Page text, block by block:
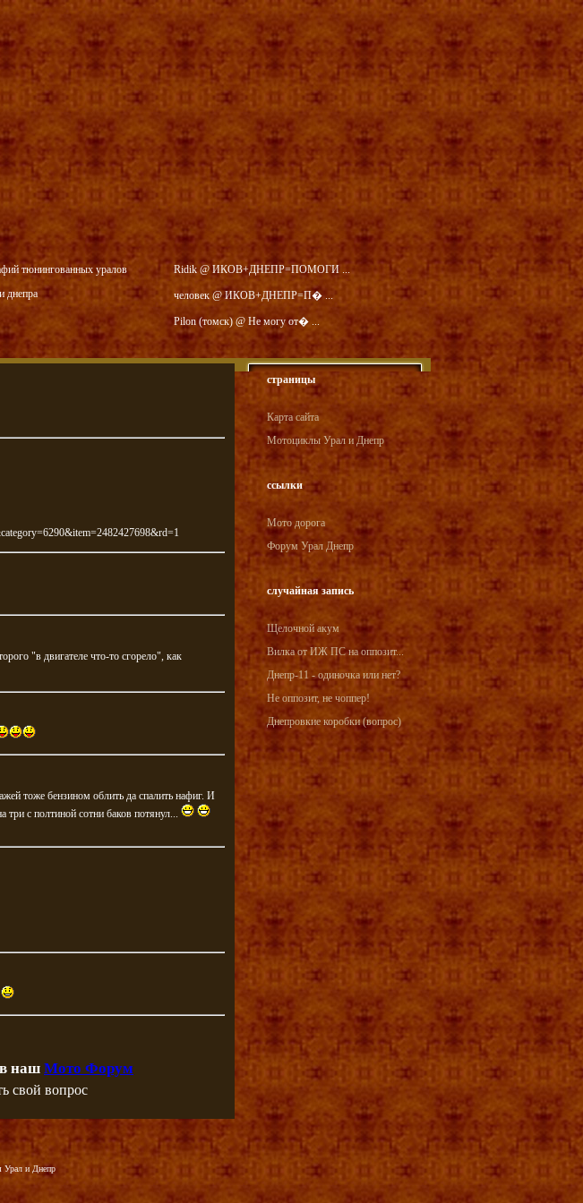
тюнингованных уралов
днепра
Ridik @ ИКОВ+ДНЕПР=ПОМОГИ ...
человек @ ИКОВ+ДНЕПР=П� ...
Pilon (томск) @ Не могу от� ...
"в двигателе что-то сгорело", как
тоже бензином облить да спалить нафиг. И
три с полтиной сотни баков потянул...
наш Мото Форум
свой вопрос
страницы
Карта сайта
Мотоциклы Урал и Днепр
ссылки
Мото дорога
Форум Урал Днепр
случайная запись
Щелочной акум
Вилка от ИЖ ПС на оппозит...
Днепр-11 - одиночка или нет?
Не оппозит, не чоппер!
Днепровкие коробки (вопрос)
и Днепр